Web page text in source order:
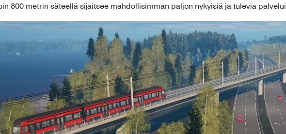
800 metrin säteellä sijaitsee mahdollisimman paljon nykyisiä ja tulevia